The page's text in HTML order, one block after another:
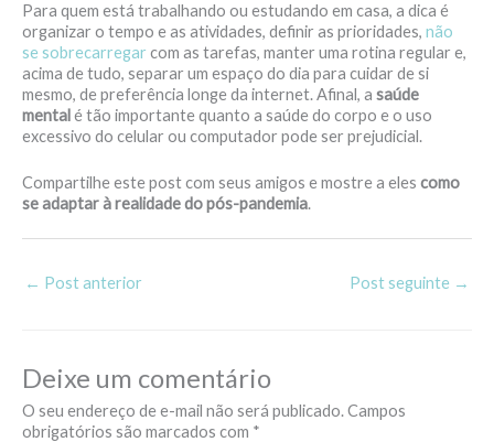
Para quem está trabalhando ou estudando em casa, a dica é
organizar o tempo e as atividades, definir as prioridades, não
se sobrecarregar com as tarefas, manter uma rotina regular e,
acima de tudo, separar um espaço do dia para cuidar de si
mesmo, de preferência longe da internet. Afinal, a saúde
mentalé tão importante quanto a saúde do corpo e o uso
excessivo do celular ou computador pode ser prejudicial.
Compartilhe este post com seus amigos e mostre a eles como
se adaptar à realidade do pós-pandemia.
← Post anterior Post seguinte →
Deixe um comentário
O seu endereço de e-mail não será publicado.Campos
obrigatórios são marcados com *